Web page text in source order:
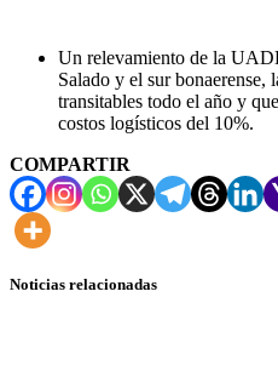
Un relevamiento de la
Salado y el sur bonaerense,
transitables todo el año y
costos logísticos del 10%.
COMPARTIR
Noticias relacionadas